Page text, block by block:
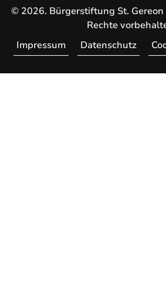
© 2026. Bürgerstiftung St.
Rechte
Impressum
Datenschutz